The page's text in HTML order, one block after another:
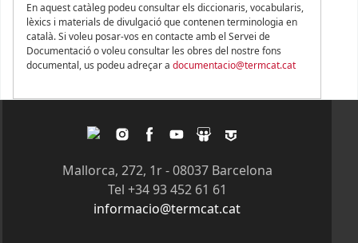
En aquest catàleg podeu consultar els diccionaris, vocabularis,
lèxics i materials de divulgació que contenen terminologia en
català. Si voleu posar-vos en contacte amb el Servei de
Documentació o voleu consultar les obres del nostre fons
documental, us podeu adreçar a documentacio@termcat.cat
Mallorca, 272, 1r - 08037 Barcelona
Tel +34 93 452 61 61
informacio@termcat.cat